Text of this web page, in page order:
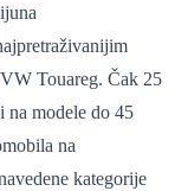
Touareg. Čak 25
na modele do 45
na
kategorije